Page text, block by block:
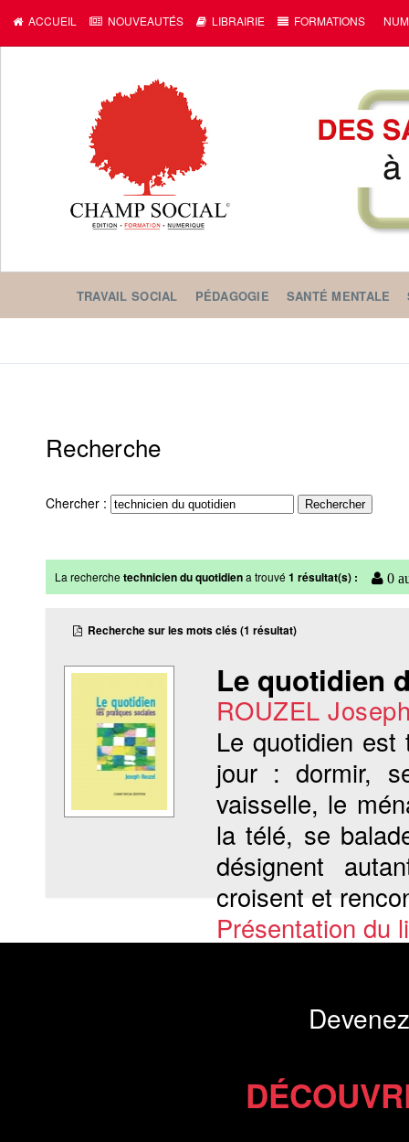
ACCUEIL NOUVEAUTÉS LIBRAIRIE FORMATIONS
TRAVAIL SOCIAL PÉDAGOGIE SANTÉ MENTALE
Recherche
Chercher :
La recherchetechnicien du quotidiena trouvé1 résultat(s) : 0
Recherche sur les mots clés (1 résultat)
Le quotidien
ROUZEL
Le quotidien
jour : dormir,
vaisselle, le
la télé, se
désignent
croisent et
Présentation du